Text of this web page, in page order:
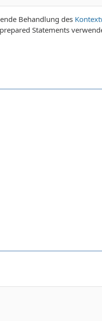
Behandlung des
Statements